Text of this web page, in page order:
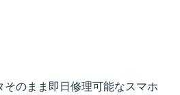
のまま即日修理可能なスマホ